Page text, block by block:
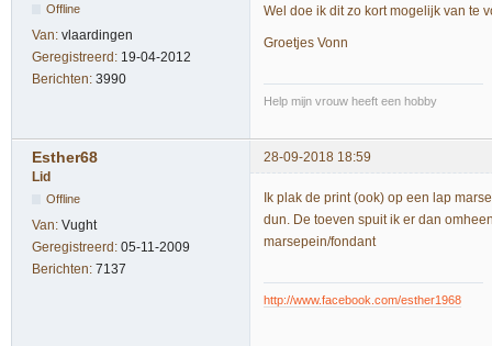
Offline
Van: vlaardingen
Geregistreerd: 19-04-2012
Berichten: 3990
Wel doe ik dit zo kort mogelijk van te
Groetjes Vonn
Help mijn vrouw heeft een hobby
Esther68
28-09-2018 18:59
Lid
Offline
Van: Vught
Geregistreerd: 05-11-2009
Berichten: 7137
Ik plak de print (ook) op een lap
dun. De toeven spuit ik er dan
marsepein/fondant
http://www.facebook.com/esther1968